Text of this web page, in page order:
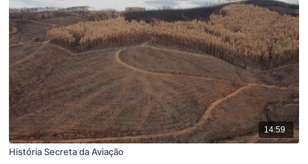
14:59
História Secreta da Aviação